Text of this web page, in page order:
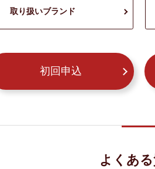
取り扱いブランド
初回申込
よくある